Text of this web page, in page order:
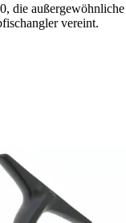
die außergewöhnliche
vereint.